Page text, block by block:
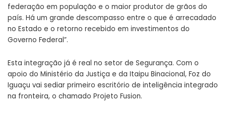
federação em população e o maior produtor de grãos do
país. Há um grande descompasso entre o que é arrecadado
no Estado e o retorno recebido em investimentos do
Governo Federal”.
Esta integração já é real no setor de Segurança. Com o
apoio do Ministério da Justiça e da Itaipu Binacional, Foz do
Iguaçu vai sediar primeiro escritório de inteligência integrado
na fronteira, o chamado Projeto Fusion.